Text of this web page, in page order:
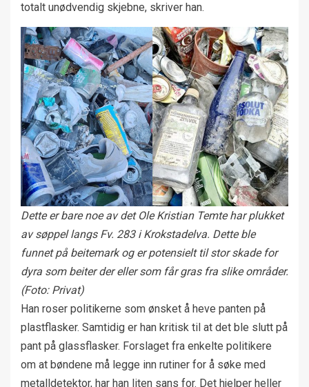
totalt unødvendig skjebne, skriver han.
Dette er bare noe av det Ole Kristian Temte har plukket
av søppel langs Fv. 283 i Krokstadelva. Dette ble
funnet på beitemark og er potensielt til stor skade for
dyra som beiter der eller som får gras fra slike områder.
(Foto: Privat)
Han roser politikerne som ønsket å heve panten på
plastflasker. Samtidig er han kritisk til at det ble slutt på
pant på glassflasker. Forslaget fra enkelte politikere
om at bøndene må legge inn rutiner for å søke med
metalldetektor, har han liten sans for. Det hjelper heller